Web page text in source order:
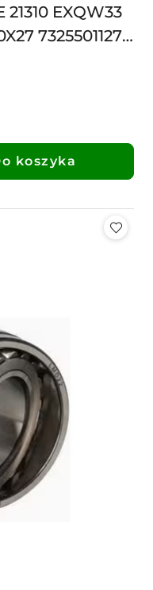
EXQW33
73255011277
koszyka